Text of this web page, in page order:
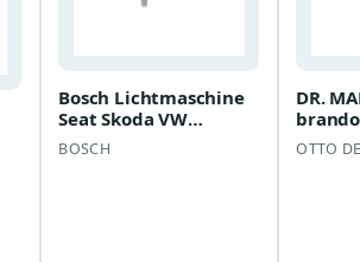
Bosch Lichtmaschine
Seat Skoda VW
1986A01460
BOSCH
DR.
OTTO DE